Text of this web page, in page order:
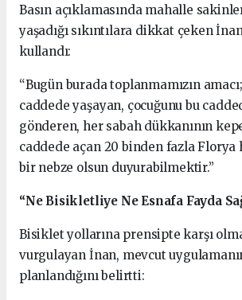
Basın açıklamasında mahalle
yaşadığı sıkıntılara dikkat çeken
kullandı:
“Bugün burada toplanmamızın
caddede yaşayan, çocuğunu bu
gönderen, her sabah dükkanının
caddede açan 20 binden fazla Florya
bir nebze olsun duyurabilmektir.”
“Ne Bisikletliye Ne Esnafa Fayda
Bisiklet yollarına prensipte karşı
vurgulayan İnan, mevcut
planlandığını belirtti: